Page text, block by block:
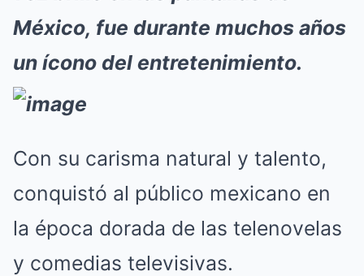
México, fue durante muchos años
un ícono del entretenimiento.
Con su carisma natural y talento,
conquistó al público mexicano en
la época dorada de las telenovelas
y comedias televisivas.